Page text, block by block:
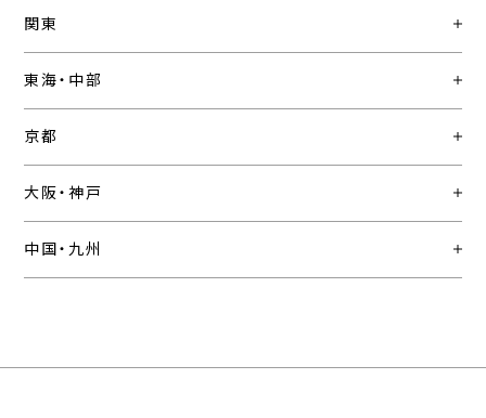
関東
東海・中部
京都
大阪・神戸
中国・九州